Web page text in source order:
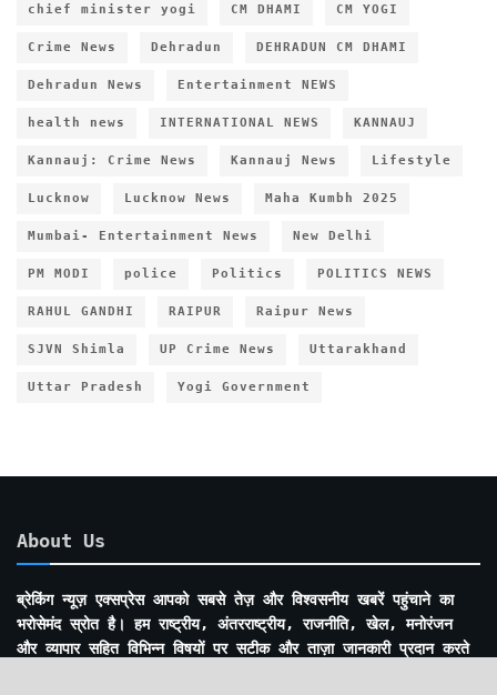
chief minister yogi CM DHAMI CM YOGI
Crime News Dehradun DEHRADUN CM DHAMI
Dehradun News Entertainment NEWS
health news INTERNATIONAL NEWS KANNAUJ
Kannauj: Crime News Kannauj News Lifestyle
Lucknow Lucknow News Maha Kumbh 2025
Mumbai- Entertainment News New Delhi
PM MODI police Politics POLITICS NEWS
RAHUL GANDHI RAIPUR Raipur News
SJVN Shimla UP Crime News Uttarakhand
Uttar Pradesh Yogi Government
About Us
ब्रेकिंग न्यूज़ एक्सप्रेस आपको सबसे तेज़ और विश्वसनीय खबरें पहुंचाने का
भरोसेमंद स्रोत है। हम राष्ट्रीय, अंतरराष्ट्रीय, राजनीति, खेल, मनोरंजन
और व्यापार सहित विभिन्न विषयों पर सटीक और ताज़ा जानकारी प्रदान करते